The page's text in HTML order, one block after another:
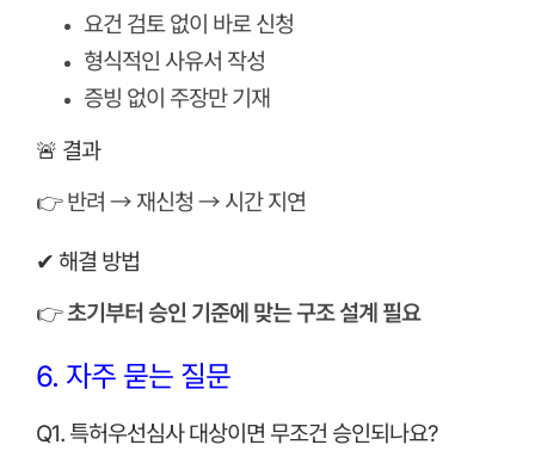
요건 검토 없이 바로 신청
형식적인 사유서 작성
증빙 없이 주장만 기재
🚨 결과
👉 반려 → 재신청 → 시간 지연
✔ 해결 방법
👉초기부터 승인 기준에 맞는 구조 설계 필요
6. 자주 묻는 질문
Q1. 특허우선심사 대상이면 무조건 승인되나요?